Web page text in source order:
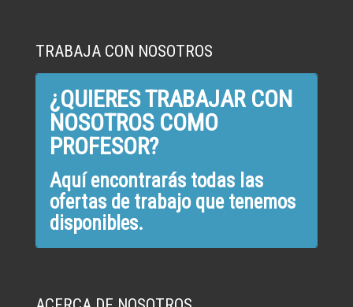
TRABAJA CON NOSOTROS
¿QUIERES TRABAJAR CON
NOSOTROS COMO
PROFESOR?
Aquí encontrarás todas las
ofertas de trabajo que tenemos
disponibles.